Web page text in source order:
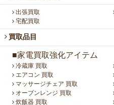
出張買取
宅配買取
買取品目
■家電買取強化アイテム
冷蔵庫 買取
エアコン 買取
マッサージチェア 買取
オーブンレンジ 買取
炊飯器 買取